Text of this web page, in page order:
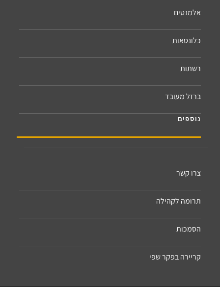
אלמנטים
כלונסאות
רשתות
ברזל מעובד
נוספים
צרו קשר
תרומה לקהילה
הסמכות
קריירה בפקר שפי